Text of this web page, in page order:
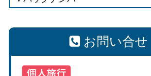
お問い合せ